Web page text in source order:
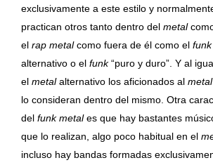
exclusivamente a este estilo y
practican otros tanto dentro del metal
el rap metalcomo fuera de él como el
alternativo o el funk“puro y duro”. Y al
el metalalternativo los aficionados al metal
lo consideran dentro del mismo. Otra
del funk metales que hay bastantes
que lo realizan, algo poco habitual en el
incluso hay bandas formadas